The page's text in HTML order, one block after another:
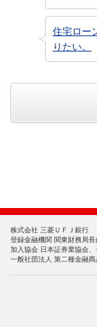
住宅ロー
りたい。
株式会社 三菱ＵＦＪ銀行
登録金融機関 関東財務局
加入協会 日本証券業協会、
一般社団法人 第二種金融